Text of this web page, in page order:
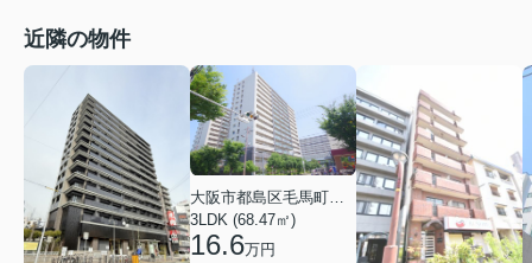
近隣の物件
3LDK (68.47㎡)
16.6万円